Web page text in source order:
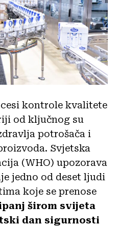
kontrole kvalitete
od ključnog su
potrošača i
Svjetska
(WHO) upozorava
jedno od deset ljudi
koje se prenose
širom svijeta
dan sigurnosti